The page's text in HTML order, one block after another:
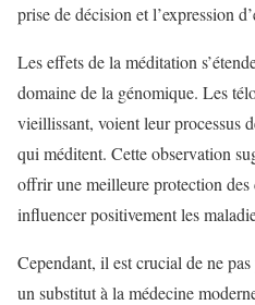
prise de décision et l’expression
Les effets de la méditation
domaine de la génomique. Les
vieillissant, voient leur processus
qui méditent. Cette observation
offrir une meilleure protection
influencer positivement les
Cependant, il est crucial de ne
un substitut à la médecine